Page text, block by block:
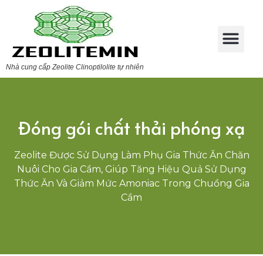
Nhà cung cấp Zeolite Clinoptilolite tự nhiên
Đóng gói chất thải phóng xạ
Zeolite Được Sử Dụng Làm Phụ Gia Thức Ăn Chăn
Nuôi Cho Gia Cầm, Giúp Tăng Hiệu Quả Sử Dụng
Thức Ăn Và Giảm Mức Amoniac Trong Chuồng Gia
Cầm